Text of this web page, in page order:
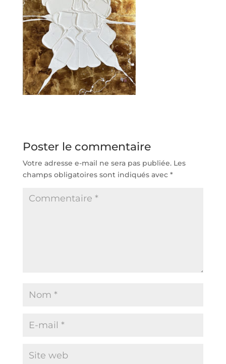
Poster le commentaire
Votre adresse e-mail ne sera pas publiée. Les
champs obligatoires sont indiqués avec *